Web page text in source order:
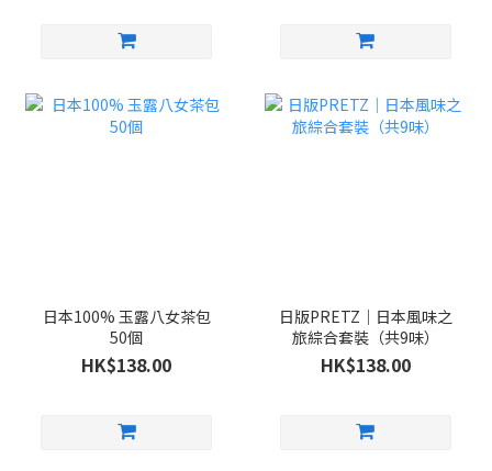
日本100% 玉露八女茶包
50個
HK$138.00
日版PRETZ｜日本風味之
旅綜合套裝（共9味）
HK$138.00